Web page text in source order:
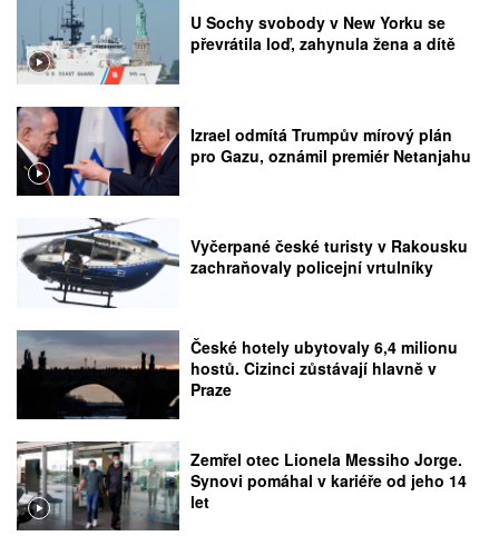
U Sochy svobody v New Yorku se
převrátila loď, zahynula žena a dítě
Izrael odmítá Trumpův mírový plán
pro Gazu, oznámil premiér Netanjahu
Vyčerpané české turisty v Rakousku
zachraňovaly policejní vrtulníky
České hotely ubytovaly 6,4 milionu
hostů. Cizinci zůstávají hlavně v
Praze
Zemřel otec Lionela Messiho Jorge.
Synovi pomáhal v kariéře od jeho 14
let